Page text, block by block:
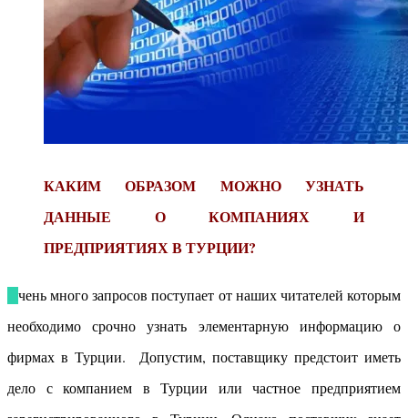
КАКИМ ОБРАЗОМ МОЖНО УЗНАТЬ
ДАННЫЕ О КОМПАНИЯХ И
ПРЕДПРИЯТИЯХ В ТУРЦИИ?
необходимо срочно узнать элементарную информацию о
фирмах в Турции. Допустим, поставщику предстоит иметь
дело с компанием в Турции или частное предприятием